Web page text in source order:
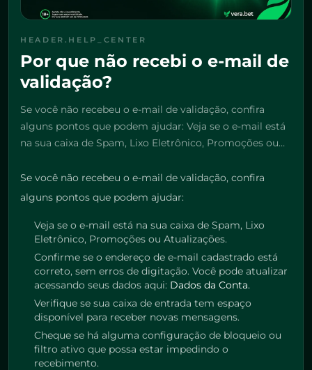
HEADER.HELP_CENTER
Por que não recebi o e-mail de
validação?
Se você não recebeu o e-mail de validação, confira
alguns pontos que podem ajudar: Veja se o e-mail está
na sua caixa de Spam, Lixo Eletrônico, Promoções ou…
Se você não recebeu o e-mail de validação, confira
alguns pontos que podem ajudar:
Veja se o e-mail está na sua caixa de Spam, Lixo
Eletrônico, Promoções ou Atualizações.
Confirme se o endereço de e-mail cadastrado está
correto, sem erros de digitação. Você pode atualizar
acessando seus dados aqui: Dados da Conta.
Verifique se sua caixa de entrada tem espaço
disponível para receber novas mensagens.
Cheque se há alguma configuração de bloqueio ou
filtro ativo que possa estar impedindo o
recebimento.